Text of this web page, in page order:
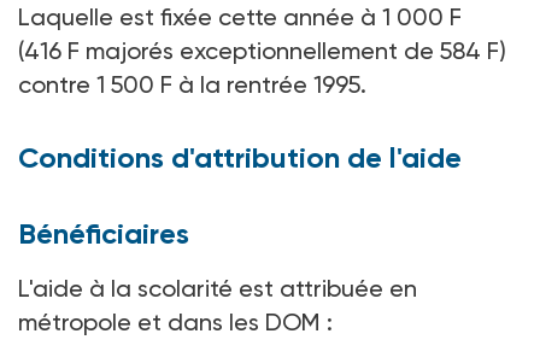
Laquelle est fixée cette année à 1 000 F
(416 F majorés exceptionnellement de 584 F)
contre 1 500 F à la rentrée 1995.
Conditions d'attribution de l'aide
Bénéficiaires
L'aide à la scolarité est attribuée en
métropole et dans les DOM :